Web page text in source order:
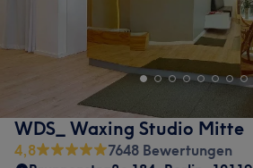
WDS_ Waxing Studio Mitte
4,8
7648 Bewertungen